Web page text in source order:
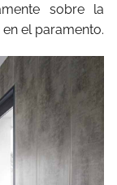
sobre la
el paramento.